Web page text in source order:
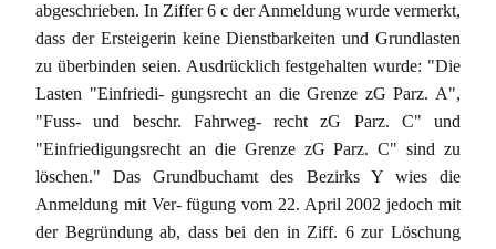
abgeschrieben. In Ziffer 6 c der Anmeldung wurde vermerkt,
dass der Ersteigerin keine Dienstbarkeiten und Grundlasten
zu überbinden seien. Ausdrücklich festgehalten wurde: "Die
Lasten "Einfriedi- gungsrecht an die Grenze zG Parz. A",
"Fuss- und beschr. Fahrweg- recht zG Parz. C" und
"Einfriedigungsrecht an die Grenze zG Parz. C" sind zu
löschen." Das Grundbuchamt des Bezirks Y wies die
Anmeldung mit Ver- fügung vom 22. April 2002 jedoch mit
der Begründung ab, dass bei den in Ziff. 6 zur Löschung